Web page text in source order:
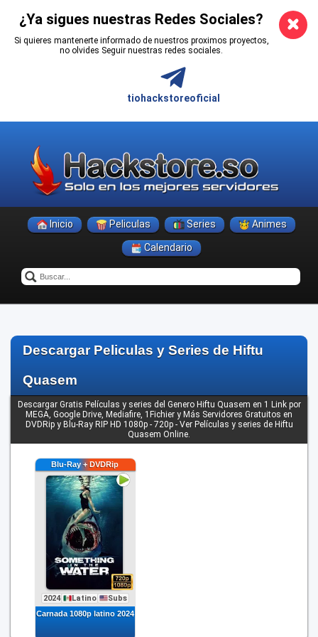
¿Ya sigues nuestras Redes Sociales?
Si quieres mantenerte informado de nuestros proximos proyectos,
no olvides Seguir nuestras redes sociales.
tiohackstoreoficial
Inicio Peliculas Series Animes
Calendario
Descargar Peliculas y Series de Hiftu
Quasem
Descargar Gratis Películas y series del Genero Hiftu Quasem en 1 Link por
MEGA, Google Drive, Mediafire, 1Fichier y Más Servidores Gratuitos en
DVDRip y Blu-Ray RIP HD 1080p - 720p - Ver Películas y series de Hiftu
Quasem Online.
2024 Latino Subs
Carnada 1080p latino 2024